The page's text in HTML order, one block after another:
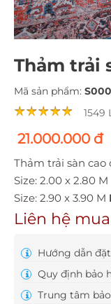
Thảm trải
Mã sản phẩm:
1549
21.000.000 đ
Thảm trải sàn cao
Size: 2.00 x 2.80 M
Size: 2.90 x 3.90 M
Liên hệ
Hướng dẫn
Quy định bảo
Trung tâm